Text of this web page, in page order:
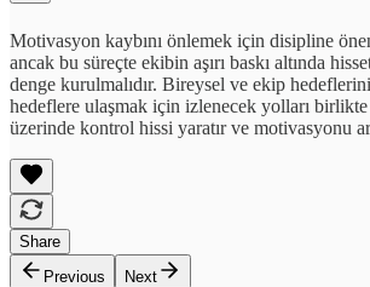
Motivasyon kaybını önlemek için disipline
ancak bu süreçte ekibin aşırı baskı altında
denge kurulmalıdır. Bireysel ve ekip
hedeflere ulaşmak için izlenecek yolları
üzerinde kontrol hissi yaratır ve motivasyonu
Share
Previous
Next